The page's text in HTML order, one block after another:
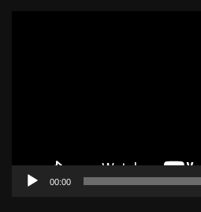
00:00